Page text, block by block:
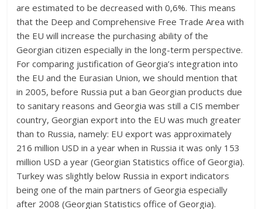
are estimated to be decreased with 0,6%. This means
that the Deep and Comprehensive Free Trade Area with
the EU will increase the purchasing ability of the
Georgian citizen especially in the long-term perspective.
For comparing justification of Georgia’s integration into
the EU and the Eurasian Union, we should mention that
in 2005, before Russia put a ban Georgian products due
to sanitary reasons and Georgia was still a CIS member
country, Georgian export into the EU was much greater
than to Russia, namely: EU export was approximately
216 million USD in a year when in Russia it was only 153
million USD a year (Georgian Statistics office of Georgia).
Turkey was slightly below Russia in export indicators
being one of the main partners of Georgia especially
after 2008 (Georgian Statistics office of Georgia).